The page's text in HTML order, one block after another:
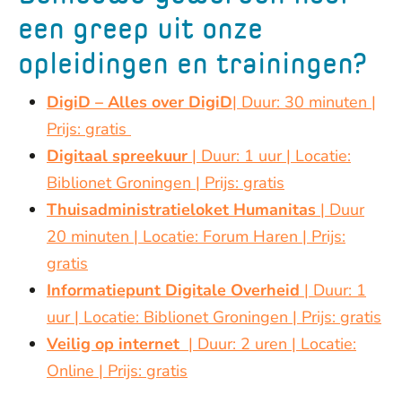
een greep uit onze
opleidingen en trainingen?
DigiD – Alles over DigiD| Duur: 30 minuten |
Prijs: gratis
Digitaal spreekuur | Duur: 1 uur | Locatie:
Biblionet Groningen | Prijs: gratis
Thuisadministratieloket Humanitas | Duur
20 minuten | Locatie: Forum Haren | Prijs:
gratis
Informatiepunt Digitale Overheid | Duur: 1
uur | Locatie: Biblionet Groningen | Prijs: gratis
Veilig op internet | Duur: 2 uren | Locatie:
Online | Prijs: gratis